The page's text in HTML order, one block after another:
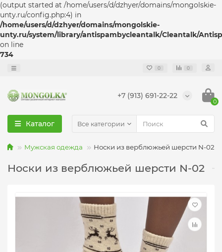
(output started at /home/users/d/dzhyer/domains/mongolskie-
unty.ru/config.php:4) in
/home/users/d/dzhyer/domains/mongolskie-
unty.ru/system/library/antispambycleantalk/Cleantalk/
on line
734
0 0
+7 (913) 691-22-22
0
Каталог Все категории
Мужская одежда Носки из верблюжьей шерсти N-02
Носки из верблюжьей шерсти N-02